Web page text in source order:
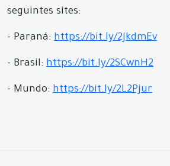
seguintes sites:
- Paraná: https://bit.ly/2JkdmEv
- Brasil: https://bit.ly/2SCwnH2
- Mundo: https://bit.ly/2L2Pjur